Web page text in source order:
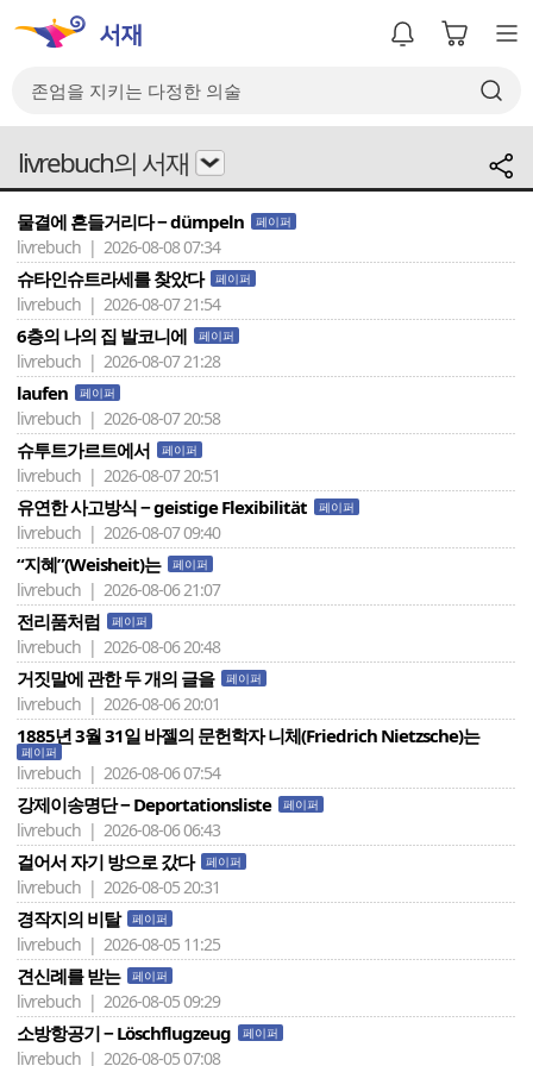
livrebuch의 서재
물결에 흔들거리다 − dümpeln 페이퍼
livrebuch | 2026-08-08 07:34
슈타인슈트라세를 찾았다 페이퍼
livrebuch | 2026-08-07 21:54
6층의 나의 집 발코니에 페이퍼
livrebuch | 2026-08-07 21:28
laufen 페이퍼
livrebuch | 2026-08-07 20:58
슈투트가르트에서 페이퍼
livrebuch | 2026-08-07 20:51
유연한 사고방식 − geistige Flexibilität 페이퍼
livrebuch | 2026-08-07 09:40
“지혜”(Weisheit)는 페이퍼
livrebuch | 2026-08-06 21:07
전리품처럼 페이퍼
livrebuch | 2026-08-06 20:48
거짓말에 관한 두 개의 글을 페이퍼
livrebuch | 2026-08-06 20:01
1885년 3월 31일 바젤의 문헌학자 니체(Friedrich Nietzsche)는
페이퍼
livrebuch | 2026-08-06 07:54
강제이송명단 − Deportationsliste 페이퍼
livrebuch | 2026-08-06 06:43
걸어서 자기 방으로 갔다 페이퍼
livrebuch | 2026-08-05 20:31
경작지의 비탈 페이퍼
livrebuch | 2026-08-05 11:25
견신례를 받는 페이퍼
livrebuch | 2026-08-05 09:29
소방항공기 − Löschflugzeug 페이퍼
livrebuch | 2026-08-05 07:08